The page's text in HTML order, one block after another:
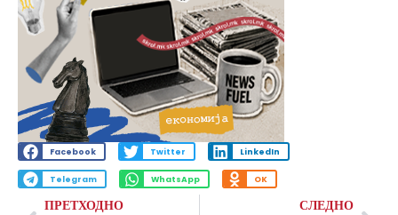
Facebook Twitter LinkedIn
Telegram WhatsApp OK
ПРЕТХОДНО СЛЕДНО